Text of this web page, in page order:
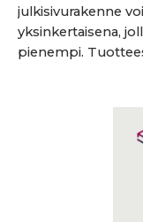
julkisivurakenne
yksinkertaisena,
pienempi.